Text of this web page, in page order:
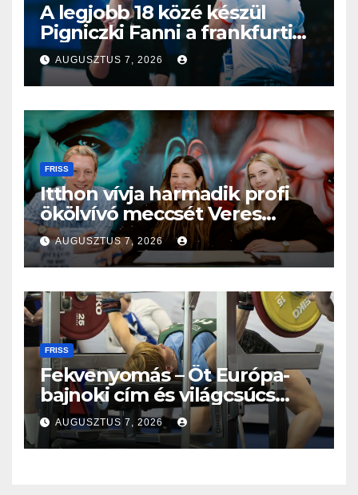
A legjobb 18 közé készül
Pigniczki Fanni a frankfurti
világbajnokságon
AUGUSZTUS 7, 2026
FRISS
Itthon vívja harmadik profi
ökölvívó meccsét Veres
Roland szeptemberben
AUGUSZTUS 7, 2026
FRISS
Fekvenyomás – Öt Európa-
bajnoki cím és világcsúcs
eddig!
AUGUSZTUS 7, 2026